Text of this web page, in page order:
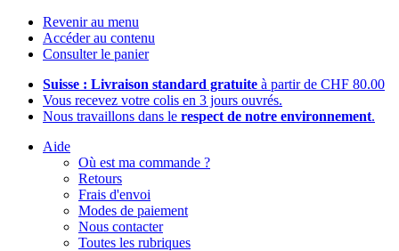
Revenir au menu
Accéder au contenu
Consulter le panier
Suisse : Livraison standard gratuite à partir de CHF 80.00
Vous recevez votre colis en 3 jours ouvrés.
Nous travaillons dans le respect de notre environnement.
Aide
Où est ma commande ?
Retours
Frais d'envoi
Modes de paiement
Nous contacter
Toutes les rubriques